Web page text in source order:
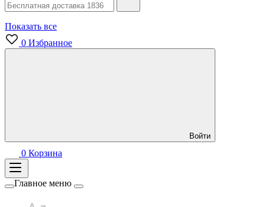
Показать все
0 Избранное
Войти
0 Корзина
Главное меню